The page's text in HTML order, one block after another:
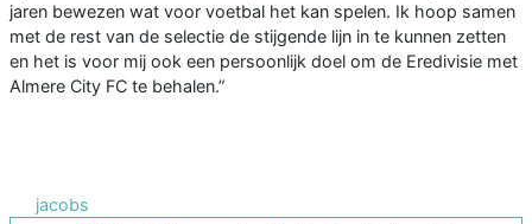
jaren bewezen wat voor voetbal het kan spelen. Ik hoop samen
met de rest van de selectie de stijgende lijn in te kunnen zetten
en het is voor mij ook een persoonlijk doel om de Eredivisie met
Almere City FC te behalen.”
jacobs